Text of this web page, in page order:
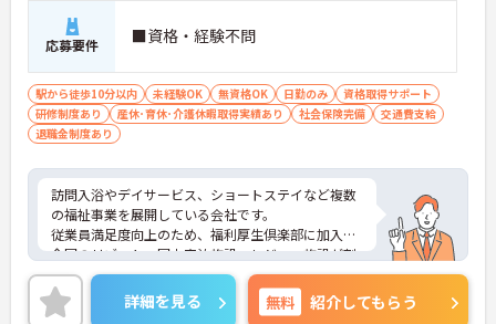
応募要件 ■資格・経験不問
駅から徒歩10分以内 未経験OK 無資格OK 日勤のみ
資格取得サポート
研修制度あり
産休･育休･介護休暇取得実績あり 社会保険完備
交通費支給
退職金制度あり
訪問入浴やデイサービス、ショートステイなど複数
の福祉事業を展開している会社です。
従業員満足度向上のため、福利厚生倶楽部に加入。
全国のリゾート・国内宿泊施設・レジャー施設が割
引になります！
ご興味がある方は是非一度マイナビまでお問い合わ
せください。さらに詳細などお伝えします。
詳細を見る 無料 紹介してもらう